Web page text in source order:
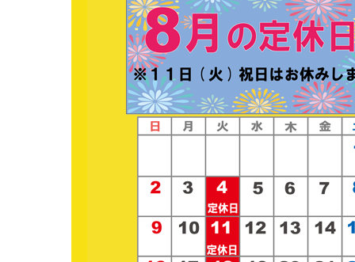
値上げになりました。
丼の価格改定について
４月から【丼付きラー
なります。
３月中のご注文（４月